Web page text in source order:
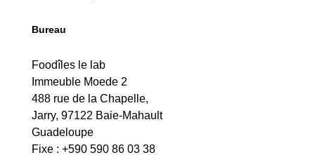
Bureau
Foodîles le lab
Immeuble Moede 2
488 rue de la Chapelle,
Jarry, 97122 Baie-Mahault
Guadeloupe
Fixe : +590 590 86 03 38